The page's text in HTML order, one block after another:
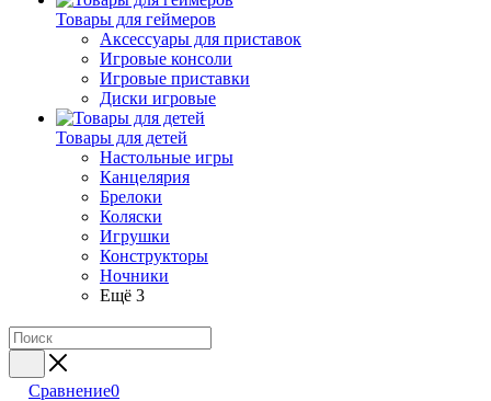
Товары для геймеров
Аксессуары для приставок
Игровые консоли
Игровые приставки
Диски игровые
Товары для детей
Настольные игры
Канцелярия
Брелоки
Коляски
Игрушки
Конструкторы
Ночники
Ещё 3
Сравнение0